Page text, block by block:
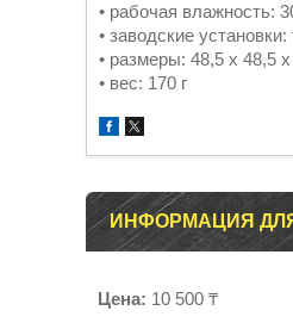
• рабочая влажность:
• заводские
• размеры: 48,5 х 48,5
• вес: 170 г
ИНФОРМАЦИЯ
Цена: 10 500 ₸